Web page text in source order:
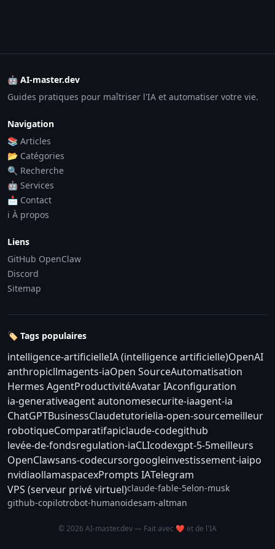
🤖 AI-master.dev
Guides pratiques pour maîtriser l'IA et automatiser votre vie.
Navigation
📚 Articles
📂 Catégories
🔍 Recherche
🤖 Services
📩 Contact
ℹ️ À propos
Liens
GitHub OpenClaw
Discord
Sitemap
🏷️ Tags populaires
intelligence-artificielleIA (intelligence artificielle)OpenAI
anthropicllmagents-iaOpen SourceAutomatisation
Hermes AgentProductivitéAvatar IAconfiguration
ia-generativeagent autonomesecurite-iaagent-ia
ChatGPTBusinessClaudetutorielia-open-sourcemeilleur
robotiqueComparatifapiclaude-codegithub
levée-de-fondsregulation-iaCLIcodexgpt-5-5meilleurs
OpenClawsans-codecursorgoogleinvestissement-iaipo
nvidiaollamaspacexPrompts IATelegram
VPS (serveur privé virtuel)claude-fable-5elon-musk
github-copilotrobot-humanoidesam-altman
© 2026 AI-master.dev — Fait avec ❤️ et de l'IA